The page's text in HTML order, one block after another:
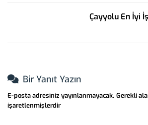
Çayyolu En İyi
Bir Yanıt Yazın
E-posta adresiniz yayınlanmayacak. Gerekli
işaretlenmişlerdir